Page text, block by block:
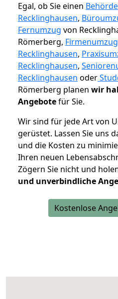
Egal, ob Sie einen
Recklinghausen,
Fernumzug von
Römerberg, Firmenumzug
Recklinghausen,
Recklinghausen,
Recklinghausen oder
Römerberg planen wir
Angebotefür Sie.
Wir sind für jede Art von
gerüstet. Lassen Sie uns
und die Kosten zu
Ihren neuen
Zögern Sie nicht und
und unverbindliche
Kostenlose